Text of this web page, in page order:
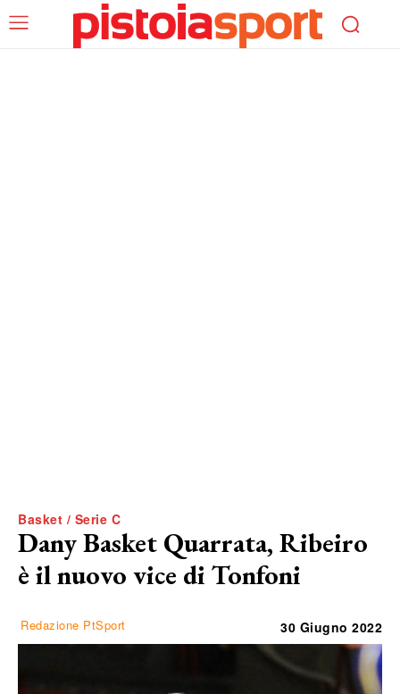
Basket / Serie C
Dany Basket Quarrata, Ribeiro
è il nuovo vice di Tonfoni
Redazione PtSport 30 Giugno 2022